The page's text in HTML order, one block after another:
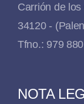
Carrión de
34120 -
Tfno.: 979
NOTA